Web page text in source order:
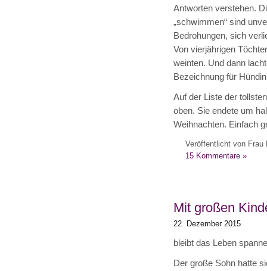
Antworten verstehen.
„schwimmen“ sind
Bedrohungen, sich
Von vierjährigen
weinten. Und dann
Bezeichnung für
Auf der Liste der
oben. Sie endete um
Weihnachten. Einfach
Veröffentlicht von Frau
15 Kommentare »
Mit großen
22. Dezember 2015
bleibt das Leben
Der große Sohn hatte